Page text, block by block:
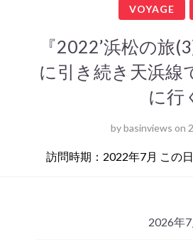
VOYAGE
『2022’浜松の旅
に引き続き天浜線
に行
bybasinviews on
訪問時期：2022年7月 この
2026年7